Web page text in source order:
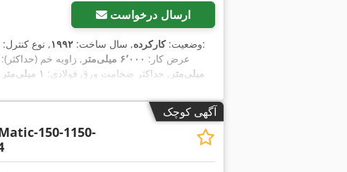
ارسال درخواست
وضعیت:کارکرده, سال ساخت: ۱۹۹۲, نوع کنترل:
, تولیدکننده کنترلر:
, عرض کار: ۶٬۰۰۰ میلی‌متر , زاویه خم (حداکثر):
میلی‌متر , حداکثر ضخامت ورق فولادی: ۱ میلی‌متر
آگهی کوچک
150-1150-